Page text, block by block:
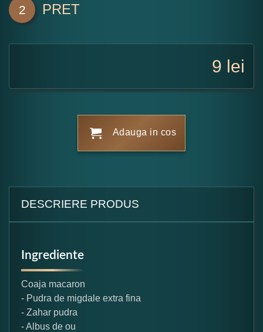
2 PRET
9 lei
Adauga in cos
DESCRIERE PRODUS
Ingrediente
Coaja macaron
- Pudra de migdale extra fina
- Zahar pudra
- Albus de ou